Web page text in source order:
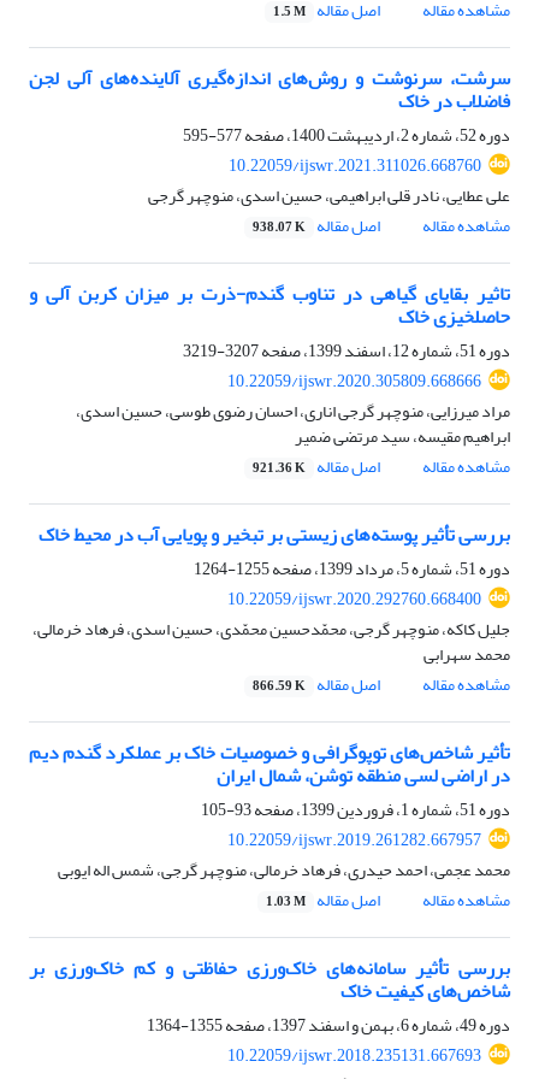
مشاهده مقاله اصل مقاله 1.5 M
سرشت، سرنوشت و روش‌های اندازه‌گیری آلاینده‌های آلی لجن
فاضلاب در خاک
دوره 52، شماره 2، اردیبهشت 1400، صفحه
577-595
10.22059/ijswr.2021.311026.668760
علی عطایی، نادر قلی ابراهیمی، حسین اسدی، منوچهر گرجی
مشاهده مقاله
اصل مقاله 938.07 K
تاثیر بقایای گیاهی در تناوب گندم-ذرت بر میزان کربن آلی و
حاصلخیزی خاک
دوره 51، شماره 12، اسفند 1399، صفحه
3207-3219
10.22059/ijswr.2020.305809.668666
مراد میرزایی، منوچهر گرجی اناری، احسان رضوی طوسی، حسین اسدی،
ابراهیم مقیسه، سید مرتضی ضمیر
مشاهده مقاله
اصل مقاله 921.36 K
بررسی تأثیر پوسته‌های زیستی بر تبخیر و پویایی آب در محیط خاک
دوره 51، شماره 5، مرداد 1399، صفحه
1255-1264
10.22059/ijswr.2020.292760.668400
جلیل کاکه، منوچهر گرجی، محمّدحسین محمّدی، حسین اسدی، فرهاد خرمالی،
محمد سهرابی
مشاهده مقاله
اصل مقاله 866.59 K
تأثیر شاخص‌های توپوگرافی و خصوصیات خاک بر عملکرد گندم دیم
در اراضی لسی منطقه توشن، شمال ایران
دوره 51، شماره 1، فروردین 1399، صفحه
93-105
10.22059/ijswr.2019.261282.667957
محمد عجمی، احمد حیدری، فرهاد خرمالی، منوچهر گرجی، شمس اله ایوبی
مشاهده مقاله
اصل مقاله 1.03 M
بررسی تأثیر سامانه‌های خاک‌ورزی حفاظتی و کم خاک‌ورزی بر
شاخص‌های کیفیت خاک
دوره 49، شماره 6، بهمن و اسفند 1397، صفحه
1355-1364
10.22059/ijswr.2018.235131.667693